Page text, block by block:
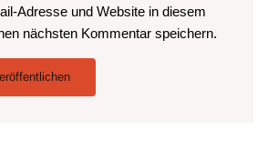
Adresse und Website in diesem
nächsten Kommentar speichern.